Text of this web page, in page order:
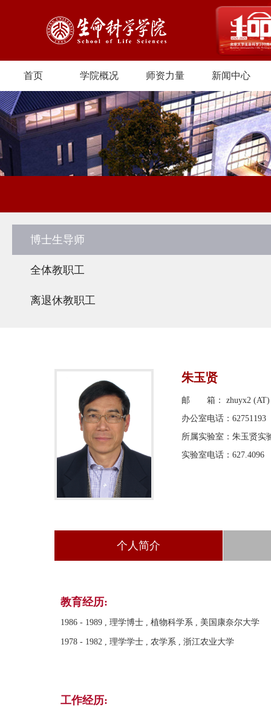
首页 学院概况 师资力量 新闻中心
博士生导师
全体教职工
离退休教职工
朱玉贤
邮 箱： zhuyx2 (AT)
办公室电话：62751193
所属实验室：朱玉贤实
实验室电话：627.4096
个人简介
教育经历:
1986 - 1989 , 理学博士 , 植物科学系 , 美国康奈尔大学
1978 - 1982 , 理学学士 , 农学系 , 浙江农业大学
工作经历: